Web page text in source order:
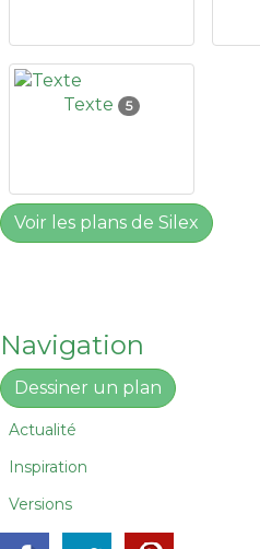
Texte 5
Voir les plans de Silex
Navigation
Dessiner un plan
Actualité
Inspiration
Versions